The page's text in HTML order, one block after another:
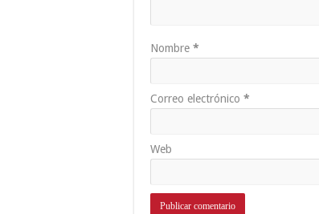
Nombre *
Correo electrónico *
Web